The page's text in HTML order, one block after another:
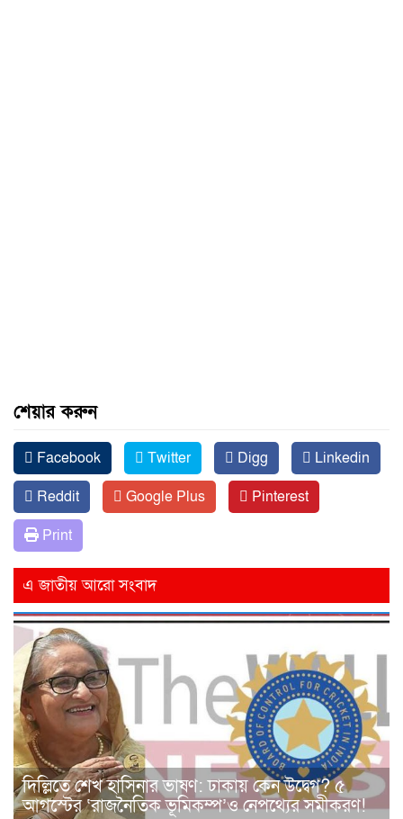
শেয়ার করুন
Facebook Twitter Digg
Linkedin
Reddit
Google Plus
Pinterest
Print
এ জাতীয় আরো সংবাদ
দিল্লিতে শেখ হাসিনার ভাষণ: ঢাকায় কেন উদ্বেগ? ৫
আগস্টের ‘রাজনৈতিক ভূমিকম্প’ও নেপথ্যের সমীকরণ!